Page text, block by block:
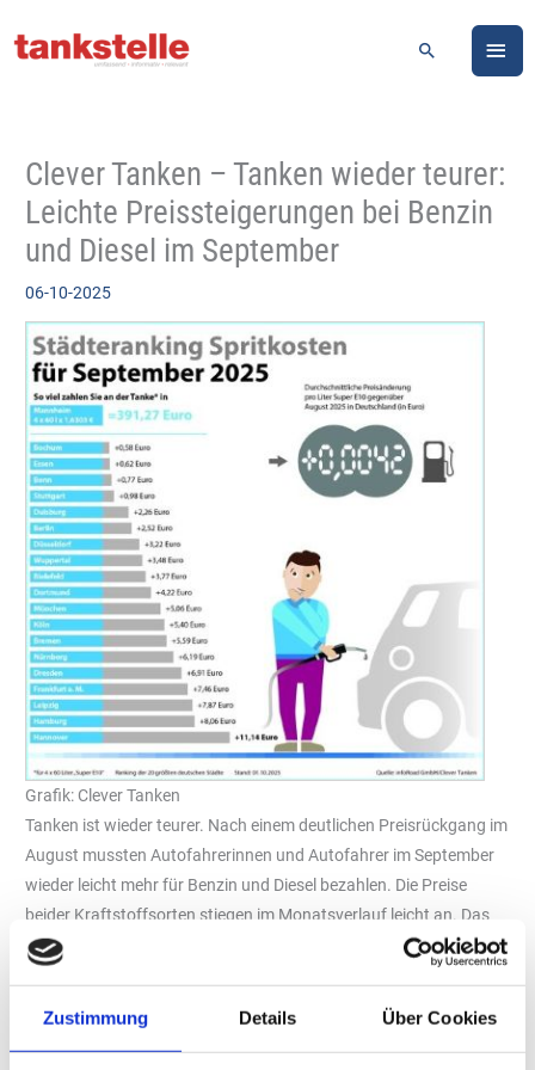
Zustimmung Details Über Cookies
Inhalt
Suchen
Clever Tanken – Tanken wieder teurer:
Leichte Preissteigerungen bei Benzin
und Diesel im September
06-10-2025
Grafik: Clever Tanken
Tanken ist wieder teurer. Nach einem deutlichen Preisrückgang im
August mussten Autofahrerinnen und Autofahrer im September
wieder leicht mehr für Benzin und Diesel bezahlen. Die Preise
beider Kraftstoffsorten stiegen im Monatsverlauf leicht an. Das
geht aus der aktuellen Analyse des
Verbraucherinformationsdienstes „Clever Tanken“ hervor.
Demnach kostete ein Liter Super E10 im bundesweiten
Durchschnitt rund 1,6576 Euro. Das waren etwa 0,4 Cent mehr